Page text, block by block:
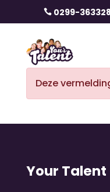
 0299-363328
Deze
Your Talent